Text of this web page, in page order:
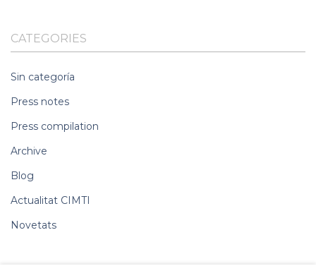
CATEGORIES
Sin categoría
Press notes
Press compilation
Archive
Blog
Actualitat CIMTI
Novetats